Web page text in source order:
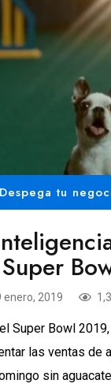
Despega tu
enero, 2019
Super Bowl
las ventas de
sin